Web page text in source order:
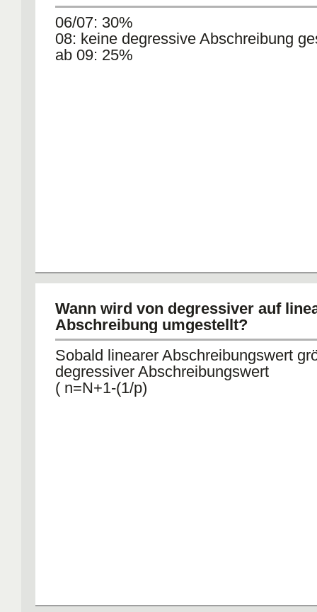
06/07: 30%
08: keine degressive Abschreibung
ab 09: 25%
Wann wird von degressiver auf
Abschreibung umgestellt?
Sobald linearer Abschreibungswert
degressiver Abschreibungswert
( n=N+1-(1/p)